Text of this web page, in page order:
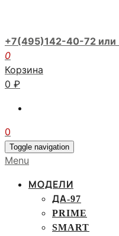
+7(495)142-40-72 или
0
Корзина
0 ₽
0
Toggle navigation
Menu
МОДЕЛИ
ДА-97
PRIME
SMART